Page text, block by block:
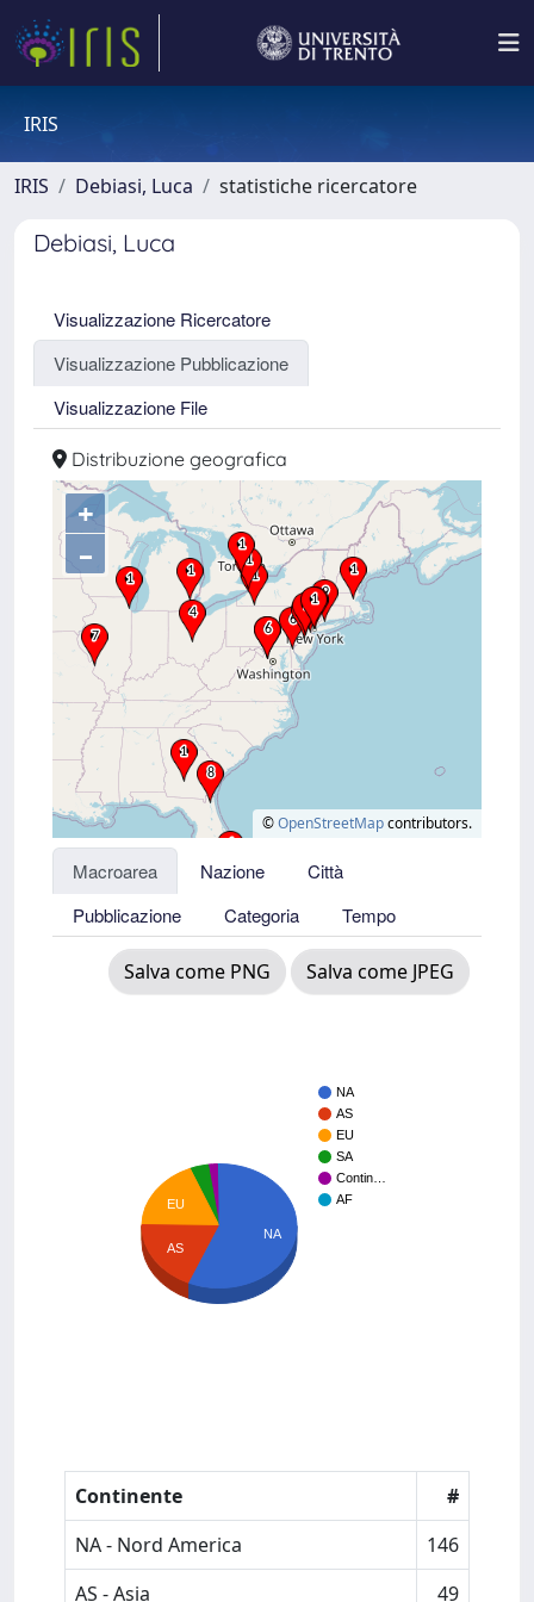
IRIS
IRIS Debiasi, Luca statistiche ricercatore
Debiasi, Luca
Visualizzazione Ricercatore
Visualizzazione Pubblicazione
Visualizzazione File
Distribuzione geografica
+
–
©OpenStreetMapcontributors.
Macroarea Nazione
Città
Pubblicazione
Categoria Tempo
Salva come PNG Salva come JPEG
NA
AS
EU
SA
Contin…
AF
EU
AS
NA
Continente
#
NA - Nord America
146
AS - Asia
49